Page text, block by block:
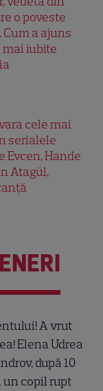
o poveste
a ajuns
iubite
cele mai
serialele
Evcen, Hande
Atagül,
A vrut
Elena Udrea
după 10
un copil rupt